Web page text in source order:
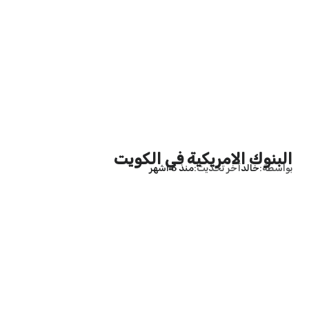
البنوك الامريكية في الكويت
بواسطة خالدآخر تحديث منذ 5 أشهر